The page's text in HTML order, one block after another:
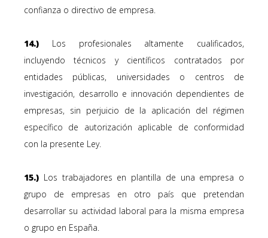
confianza o directivo de empresa.
14.) Los profesionales altamente cualificados,
incluyendo técnicos y científicos contratados por
entidades públicas, universidades o centros de
investigación, desarrollo e innovación dependientes de
empresas, sin perjuicio de la aplicación del régimen
específico de autorización aplicable de conformidad
con la presente Ley.
15.) Los trabajadores en plantilla de una empresa o
grupo de empresas en otro país que pretendan
desarrollar su actividad laboral para la misma empresa
o grupo en España.